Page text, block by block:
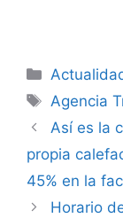
Etiquetas
Agencia
Así es la
propia
45% en la
Horario